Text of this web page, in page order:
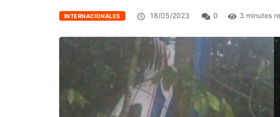
INTERNACIONALES 18/05/2023 0 3 minutes